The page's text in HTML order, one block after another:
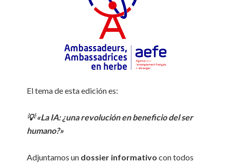
El tema de esta edición es:
💡«La IA: ¿una revolución en beneficio del ser
humano?»
Adjuntamos un dossier informativo con todos